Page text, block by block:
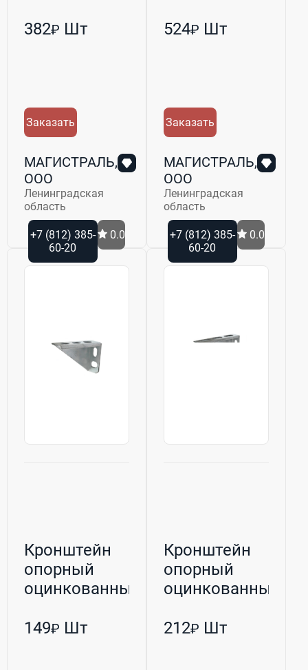
382₽ Шт
Заказать
МАГИСТРАЛЬ,
ООО
Ленинградская
область
+7 (812) 385-
60-20
0.0
524₽ Шт
Заказать
МАГИСТРАЛЬ,
ООО
Ленинградская
область
+7 (812) 385-
60-20
0.0
Кронштейн
опорный
оцинкованный
149₽ Шт
Кронштейн
опорный
оцинкованный
212₽ Шт